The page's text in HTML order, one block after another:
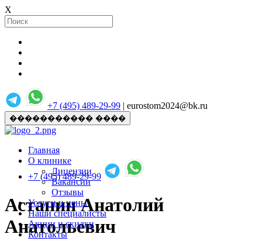
X
+7 (495) 489-29-99 | eurostom2024@bk.ru
����������� ����
Главная
О клинике
Лицензии
Вакансии
Отзывы
Услуги и цены
Наши специалисты
Акции и скидки
Контакты
+7 (495) 489-29-99
Астанин Анатолий
Анатольевич